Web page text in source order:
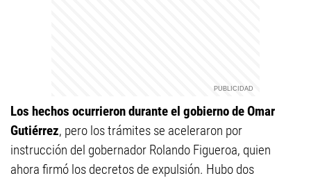
Los hechos ocurrieron durante el gobierno de Omar
Gutiérrez, pero los trámites se aceleraron por
instrucción del gobernador Rolando Figueroa, quien
ahora firmó los decretos de expulsión. Hubo dos